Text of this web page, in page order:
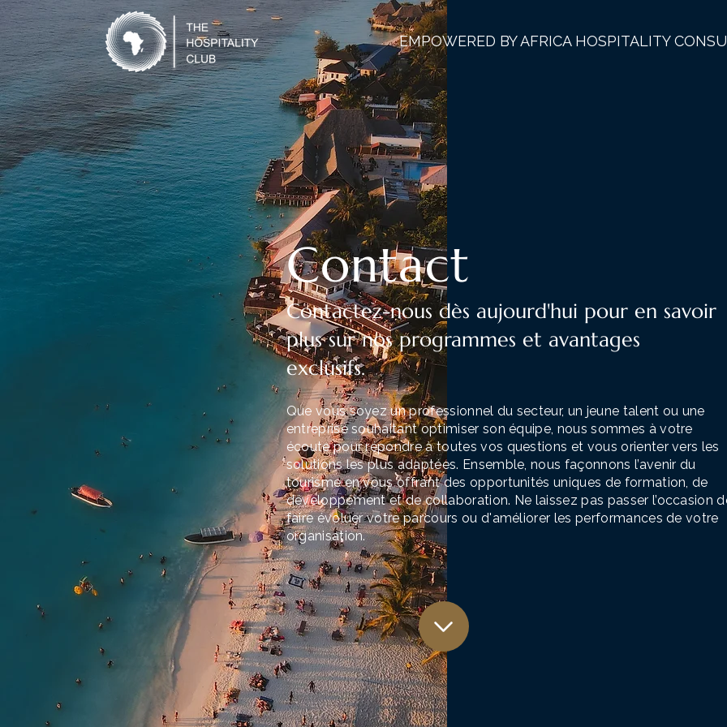
EMPOWERED BY AFRICA HOSPITALITY
Contact
Contactez-nous dès aujourd'hui pour en savoir
plus sur nos programmes et avantages
exclusifs.
Que vous soyez un professionnel du secteur, un jeune talent ou une
entreprise souhaitant optimiser son équipe, nous sommes à votre
écoute pour répondre à toutes vos questions et vous orienter vers les
solutions les plus adaptées. Ensemble, nous façonnons l’avenir du
tourisme en vous offrant des opportunités uniques de formation, de
développement et de collaboration. Ne laissez pas passer l’occasion
faire évoluer votre parcours ou d'améliorer les performances de votre
organisation.